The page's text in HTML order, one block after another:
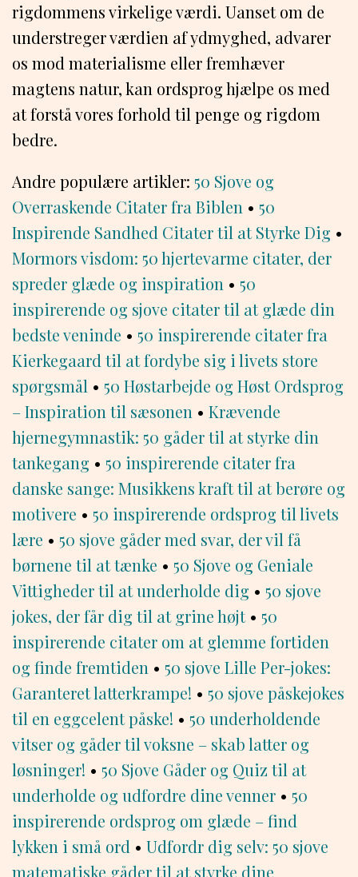
rigdommens virkelige værdi. Uanset om de
understreger værdien af ​​ydmyghed, advarer
os mod materialisme eller fremhæver
magtens natur, kan ordsprog hjælpe os med
at forstå vores forhold til penge og rigdom
bedre.
Andre populære artikler: 50 Sjove og
Overraskende Citater fra Biblen • 50
Inspirende Sandhed Citater til at Styrke Dig •
Mormors visdom: 50 hjertevarme citater, der
spreder glæde og inspiration • 50
inspirerende og sjove citater til at glæde din
bedste veninde • 50 inspirerende citater fra
Kierkegaard til at fordybe sig i livets store
spørgsmål • 50 Høstarbejde og Høst Ordsprog
– Inspiration til sæsonen • Krævende
hjernegymnastik: 50 gåder til at styrke din
tankegang • 50 inspirerende citater fra
danske sange: Musikkens kraft til at berøre og
motivere • 50 inspirerende ordsprog til livets
lære • 50 sjove gåder med svar, der vil få
børnene til at tænke • 50 Sjove og Geniale
Vittigheder til at underholde dig • 50 sjove
jokes, der får dig til at grine højt• 50
inspirerende citater om at glemme fortiden
og finde fremtiden • 50 sjove Lille Per-jokes:
Garanteret latterkrampe! • 50 sjove påskejokes
til en eggcelent påske! • 50 underholdende
vitser og gåder til voksne – skab latter og
løsninger! • 50 Sjove Gåder og Quiz til at
underholde og udfordre dine venner • 50
inspirerende ordsprog om glæde – find
lykken i små ord • Udfordr dig selv: 50 sjove
matematiske gåder til at styrke dine